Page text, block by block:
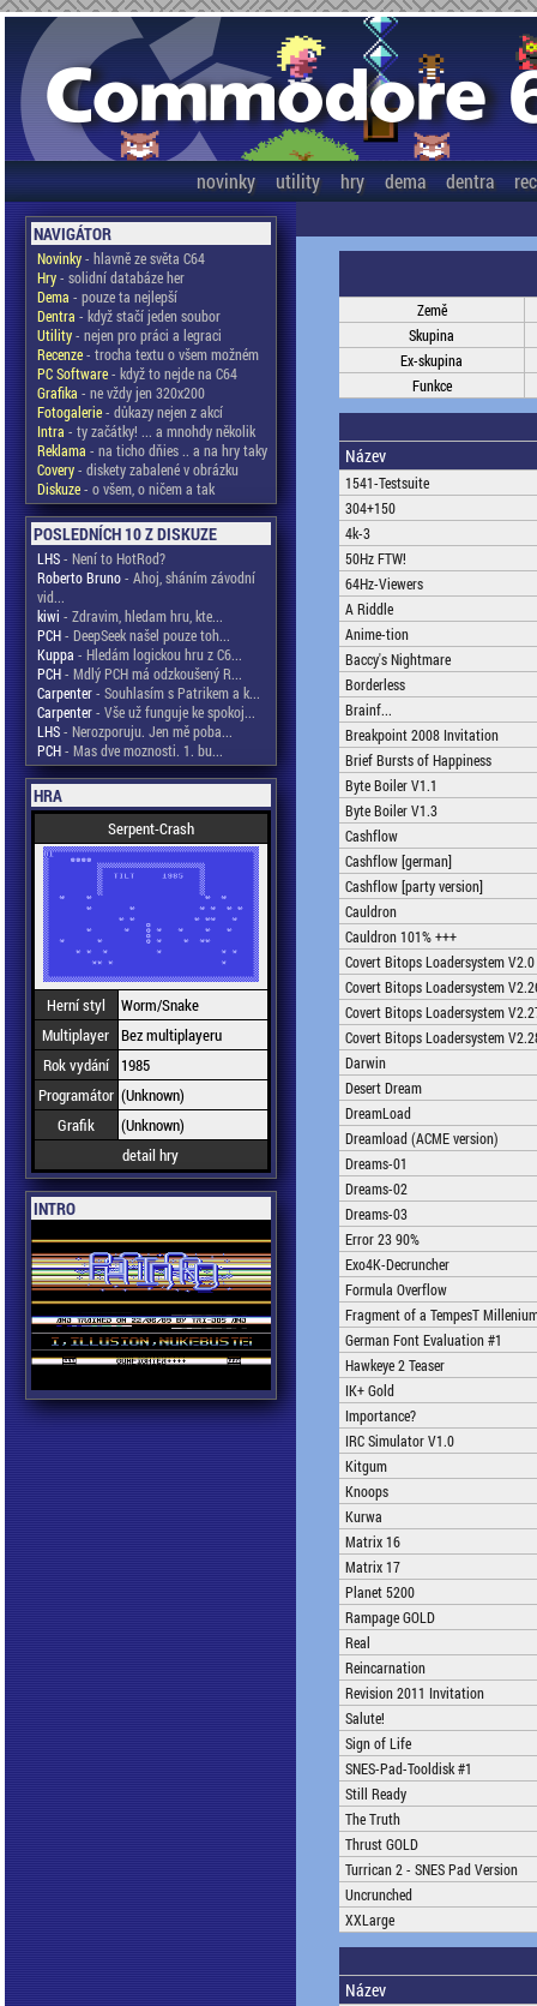
novinky utility hry dema dentra
NAVIGÁTOR
Novinky- hlavně ze světa C64
Hry- solidní databáze her
Dema - pouze ta nejlepší
Dentra - když stačí jeden soubor
Utility- nejen pro práci a legraci
Recenze- trocha textu o všem možném
PC Software- když to nejde na C64
Grafika - ne vždy jen 320x200
Fotogalerie- důkazy nejen z akcí
Intra - ty začátky! ... a mnohdy několik
Reklama - na ticho dňies .. a na hry taky
Covery- diskety zabalené v obrázku
Diskuze- o všem, o ničem a tak
POSLEDNÍCH 10 Z DISKUZE
LHS- Není to HotRod?
Roberto Bruno- Ahoj, sháním závodní
vid...
kiwi - Zdravim, hledam hru, kte...
PCH- DeepSeek našel pouze toh...
Kuppa - Hledám logickou hru z C6...
PCH- Mdlý PCH má odzkoušený R...
Carpenter- Souhlasím s Patrikem a k...
Carpenter- Vše už funguje ke spokoj...
LHS- Nerozporuju. Jen mě poba...
PCH- Mas dve moznosti. 1. bu...
HRA
Serpent-Crash
Herní styl
Worm/Snake
Multiplayer Bez multiplayeru
Rok vydání
1985
Programátor (Unknown)
Grafik
(Unknown)
detail hry
INTRO
Země
Skupina
Ex-skupina
Funkce
Název
1541-Testsuite
304+150
4k-3
50Hz FTW!
64Hz-Viewers
A Riddle
Anime-tion
Baccy's Nightmare
Borderless
Brainf...
Breakpoint 2008 Invitation
Brief Bursts of Happiness
Byte Boiler V1.1
Byte Boiler V1.3
Cashflow
Cashflow [german]
Cashflow [party version]
Cauldron
Cauldron 101% +++
Covert Bitops Loadersystem V2.0
Covert Bitops Loadersystem
Covert Bitops Loadersystem
Covert Bitops Loadersystem
Darwin
Desert Dream
DreamLoad
Dreamload (ACME version)
Dreams-01
Dreams-02
Dreams-03
Error 23 90%
Exo4K-Decruncher
Formula Overflow
Fragment of a TempesT
German Font Evaluation #1
Hawkeye 2 Teaser
IK+ Gold
Importance?
IRC Simulator V1.0
Kitgum
Knoops
Kurwa
Matrix 16
Matrix 17
Planet 5200
Rampage GOLD
Real
Reincarnation
Revision 2011 Invitation
Salute!
Sign of Life
SNES-Pad-Tooldisk #1
Still Ready
The Truth
Thrust GOLD
Turrican 2 - SNES Pad Version
Uncrunched
XXLarge
Název